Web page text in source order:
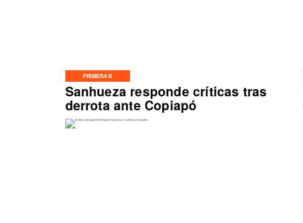
PRIMERA B
Sanhueza responde críticas tras
derrota ante Copiapó